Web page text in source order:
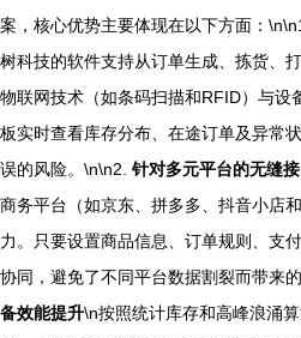
案，核心优势主要体现在以下方面：
树科技的软件支持从订单生成、拣货、
物联网技术（如条码扫描和RFID）与设
板实时查看库存分布、在途订单及异常
误的风险。\n\n2. 针对多元平台的无缝
商务平台（如京东、拼多多、抖音小店
力。只要设置商品信息、订单规则、支
协同，避免了不同平台数据割裂而带来
备效能提升\n按照统计库存和高峰浪涌